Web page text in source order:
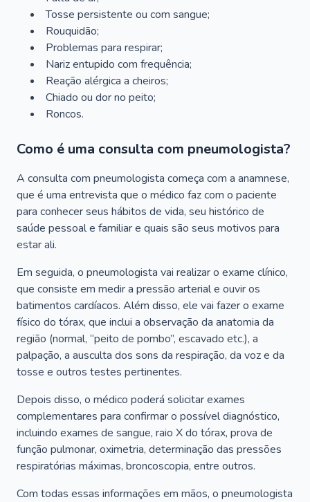
Tosse persistente ou com sangue;
Rouquidão;
Problemas para respirar;
Nariz entupido com frequência;
Reação alérgica a cheiros;
Chiado ou dor no peito;
Roncos.
Como é uma consulta com pneumologista?
A consulta com pneumologista começa com a anamnese,
que é uma entrevista que o médico faz com o paciente
para conhecer seus hábitos de vida, seu histórico de
saúde pessoal e familiar e quais são seus motivos para
estar ali.
Em seguida, o pneumologista vai realizar o exame clínico,
que consiste em medir a pressão arterial e ouvir os
batimentos cardíacos. Além disso, ele vai fazer o exame
físico do tórax, que inclui a observação da anatomia da
região (normal, “peito de pombo”, escavado etc.), a
palpação, a ausculta dos sons da respiração, da voz e da
tosse e outros testes pertinentes.
Depois disso, o médico poderá solicitar exames
complementares para confirmar o possível diagnóstico,
incluindo exames de sangue, raio X do tórax, prova de
função pulmonar, oximetria, determinação das pressões
respiratórias máximas, broncoscopia, entre outros.
Com todas essas informações em mãos, o pneumologista